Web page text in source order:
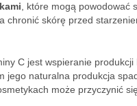
, które mogą
chronić skórę przed
C jest wspieranie produkcji
jego naturalna produkcja
może przyczynić